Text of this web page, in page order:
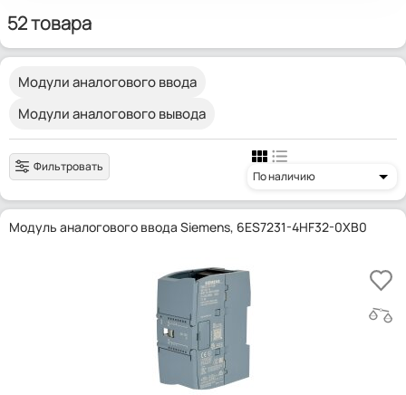
52 товара
Модули аналогового ввода
Модули аналогового вывода
Фильтровать
По наличию
Модуль аналогового ввода Siemens, 6ES7231-4HF32-0XB0